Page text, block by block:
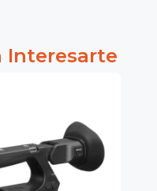
Interesarte